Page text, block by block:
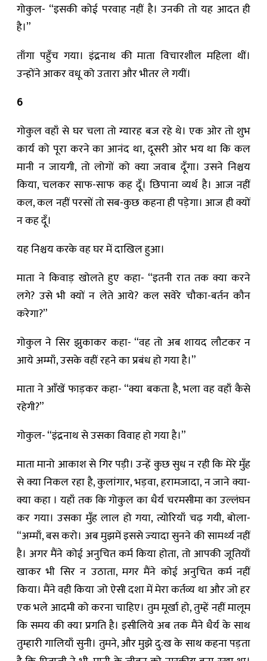
गोकुल- “इसकी कोई परवाह नहीं है। उनकी तो यह आदत ही
है।”
ताँगा पहुँच गया। इंद्रनाथ की माता विचारशील महिला थीं।
उन्होंने आकर वधू को उतारा और भीतर ले गयीं।
6
गोकुल वहाँ से घर चला तो ग्यारह बज रहे थे। एक ओर तो शुभ
कार्य को पूरा करने का आनंद था, दूसरी ओर भय था कि कल
मानी न जायगी, तो लोगों को क्या जवाब दूँगा। उसने निश्चय
किया, चलकर साफ-साफ कह दूँ। छिपाना व्यर्थ है। आज नहीं
कल, कल नहीं परसों तो सब-कुछ कहना ही पड़ेगा। आज ही क्यों
न कह दूँ।
यह निश्चय करके वह घर में दाखिल हुआ।
माता ने किवाड़ खोलते हुए कहा- “इतनी रात तक क्या करने
लगे? उसे भी क्यों न लेते आये? कल सवेरे चौका-बर्तन कौन
करेगा?”
गोकुल ने सिर झुकाकर कहा- “वह तो अब शायद लौटकर न
आये अम्माँ, उसके वहीं रहने का प्रबंध हो गया है।”
माता ने आँखें फाड़कर कहा- “क्या बकता है, भला वह वहाँ कैसे
रहेगी?”
गोकुल- “इंद्रनाथ से उसका विवाह हो गया है।”
माता मानो आकाश से गिर पड़ी। उन्हें कुछ सुध न रही कि मेरे मुँह
से क्या निकल रहा है, कुलांगार, भड़वा, हरामजादा, न जाने क्या-
क्या कहा । यहाँ तक कि गोकुल का धैर्य चरमसीमा का उल्लंघन
कर गया। उसका मुँह लाल हो गया, त्योरियाँ चढ़ गयी, बोला-
“अम्माँ, बस करो। अब मुझमें इससे ज्‍यादा सुनने की सामर्थ्य नहीं
है। अगर मैंने कोई अनुचित कर्म किया होता, तो आपकी जूतियाँ
खाकर भी सिर न उठाता, मगर मैंने कोई अनुचित कर्म नहीं
किया। मैंने वही किया जो ऐसी दशा में मेरा कर्तव्य था और जो हर
एक भले आदमी को करना चाहिए। तुम मूर्खा हो, तुम्हें नहीं मालूम
कि समय की क्या प्रगति है। इसीलिये अब तक मैंने धैर्य के साथ
तुम्हारी गालियाँ सुनी। तुमने, और मुझे दु:ख के साथ कहना पड़ता